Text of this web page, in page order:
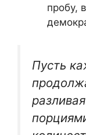
пробу,
Пусть